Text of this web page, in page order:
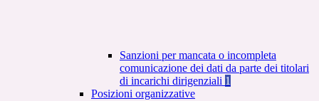
Sanzioni per mancata o incompleta
comunicazione dei dati da parte dei titolari
di incarichi dirigenziali 1
Posizioni organizzative